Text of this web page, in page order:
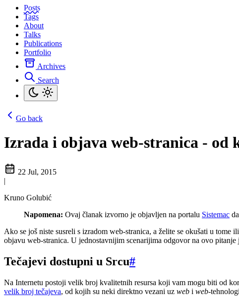
Posts
Tags
About
Talks
Publications
Portfolio
Archives
Search
Go back
Izrada i objava web-stranica - od
22 Jul, 2015
|
Kruno Golubić
Napomena: Ovaj članak izvorno je objavljen na portalu Sistemac
Ako se još niste susreli s izradom web-stranica, a želite se okušati u
objavu web-stranica. U jednostavnijim scenarijima odgovor na ovo
Tečajevi dostupni u Srcu#
Na Internetu postoji velik broj kvalitetnih resursa koji vam mogu biti od
velik broj tečajeva, od kojih su neki direktno vezani uz web i web-